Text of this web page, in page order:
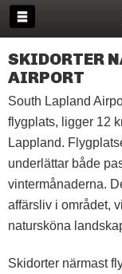
SKIDORTER
AIRPORT
South Lapland
flygplats, ligger 12
Lappland.
underlättar både
vintermånaderna.
affärsliv i området,
natursköna
Skidorter närmast